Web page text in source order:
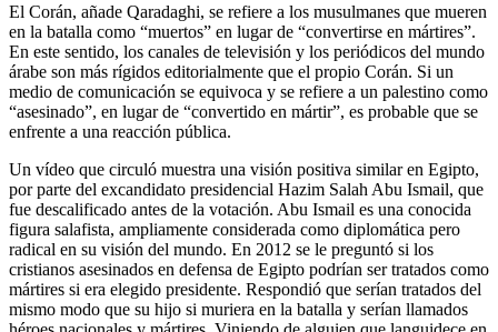
El Corán, añade Qaradaghi, se refiere a los musulmanes que mueren
en la batalla como “muertos” en lugar de “convertirse en mártires”.
En este sentido, los canales de televisión y los periódicos del mundo
árabe son más rígidos editorialmente que el propio Corán. Si un
medio de comunicación se equivoca y se refiere a un palestino como
“asesinado”, en lugar de “convertido en mártir”, es probable que se
enfrente a una reacción pública.
Un vídeo que circuló muestra una visión positiva similar en Egipto,
por parte del excandidato presidencial Hazim Salah Abu Ismail, que
fue descalificado antes de la votación. Abu Ismail es una conocida
figura salafista, ampliamente considerada como diplomática pero
radical en su visión del mundo. En 2012 se le preguntó si los
cristianos asesinados en defensa de Egipto podrían ser tratados como
mártires si era elegido presidente. Respondió que serían tratados del
mismo modo que su hijo si muriera en la batalla y serían llamados